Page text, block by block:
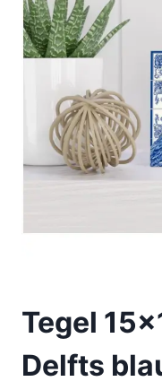
Tegel
Delfts